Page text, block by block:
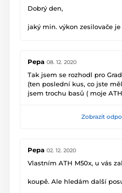
Dobrý den,
jaký min. výkon zesilovače
Pepa 08. 12. 2020
Tak jsem se rozhodl pro
(ten poslední kus, co jste
jsem trochu basů ( moje
Pouštím si The Aristocrats a
Zobrazit
Pepa 02. 12. 2020
Vlastním ATH M50x, u vás
koupě. Ale hledám další